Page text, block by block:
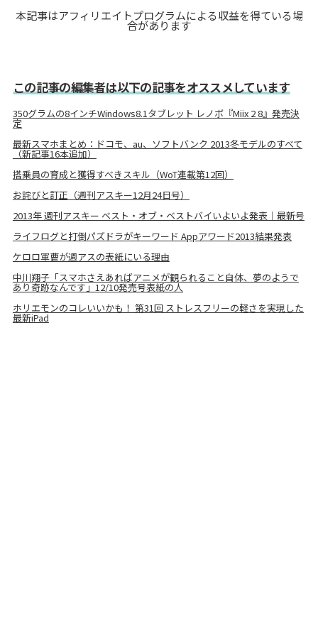
本記事はアフィリエイトプログラムによる収益を得ている場
合があります
この記事の編集者は以下の記事をオススメしています
350グラムの8インチWindows8.1タブレット レノボ『Miix 2 8』発売決
定
最新スマホまとめ：ドコモ、au、ソフトバンク 2013冬モデルのすべて
（新記事16本追加）
搭乗員の育成と獲得すべきスキル（WoT連載第12回）
お詫びと訂正（週刊アスキー12月24日号）
2013年 週刊アスキー ベスト・オブ・ベストバイいよいよ発表｜最新号
ライフログと打倒パズドラがキーワード Appアワード2013結果発表
ケロロ軍曹が週アスの表紙にいる理由
中川翔子「スマホさえあればアニメが観られること自体、夢のようで
あり奇跡なんです」12/10発売号表紙の人
ホリエモンのコレいいかも！ 第31回 ストレスフリーの軽さを実現した
最新iPad